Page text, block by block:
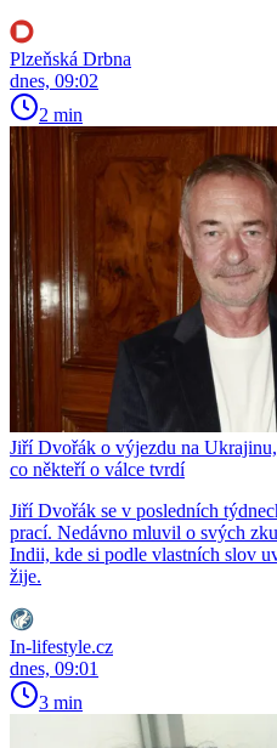
Plzeňská Drbna
dnes, 09:02
2 min
Jiří Dvořák o výjezdu na
co někteří o válce tvrdí
Jiří Dvořák se v posledních
prací. Nedávno mluvil o svých
Indii, kde si podle vlastních slov
žije.
In-lifestyle.cz
dnes, 09:01
3 min